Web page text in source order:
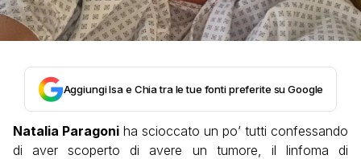
Aggiungi Isa e Chia tra le tue fonti preferite su Google
Natalia Paragoni ha scioccato un po’ tutti confessando
di aver scoperto di avere un tumore, il linfoma di